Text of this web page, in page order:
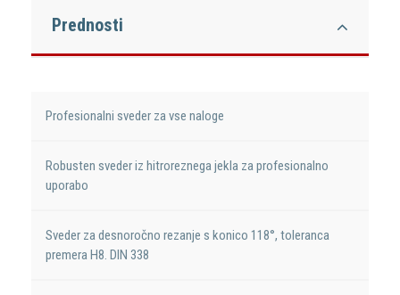
Prednosti
Profesionalni sveder za vse naloge
Robusten sveder iz hitroreznega jekla za profesionalno
uporabo
Sveder za desnoročno rezanje s konico 118°, toleranca
premera H8. DIN 338